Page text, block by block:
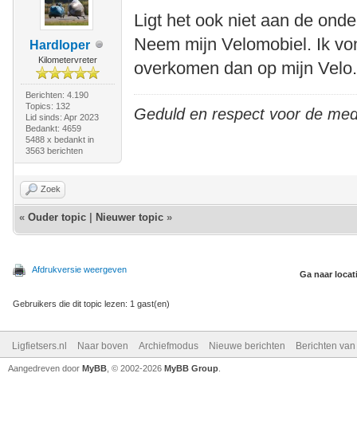
Hardloper
Kilometervreter
Berichten: 4.190
Topics: 132
Lid sinds: Apr 2023
Bedankt: 4659
5488 x bedankt in
3563 berichten
Ligt het ook niet aan de
Neem mijn Velomobiel. Ik
overkomen dan op mijn Velo.
Geduld en respect voor de
Zoek
« Ouder topic Nieuwer topic »
Afdrukversie weergeven Ga naar
Gebruikers die dit topic lezen: 1 gast(en)
Ligfietsers.nl Naar boven Archiefmodus Nieuwe berichten Berichten
Aangedreven door MyBB , © 2002-2026 MyBB Group